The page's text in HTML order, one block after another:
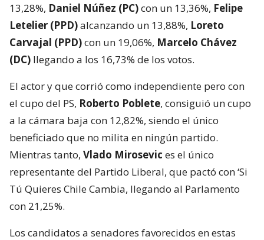
13,28%, Daniel Núñez (PC)con un 13,36%, Felipe
Letelier (PPD)alcanzando un 13,88%, Loreto
Carvajal (PPD)con un 19,06%, Marcelo Chávez
(DC) llegando a los 16,73% de los votos.
El actor y que corrió como independiente pero con
el cupo del PS, Roberto Poblete, consiguió un cupo
a la cámara baja con 12,82%, siendo el único
beneficiado que no milita en ningún partido.
Mientras tanto, Vlado Mirosevic es el único
representante del Partido Liberal, que pactó con ‘Si
Tú Quieres Chile Cambia, llegando al Parlamento
con 21,25%.
Los candidatos a senadores favorecidos en estas